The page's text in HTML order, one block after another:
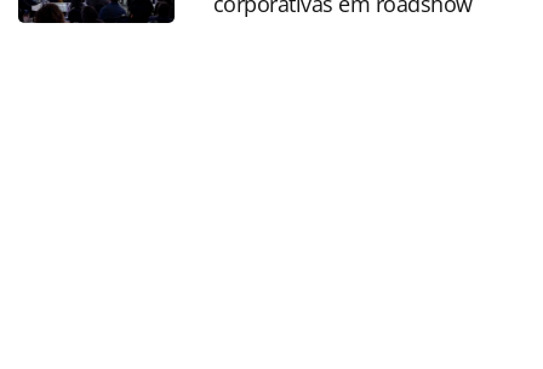
legislação brasileira sobre direito autoral. Não reproduza o